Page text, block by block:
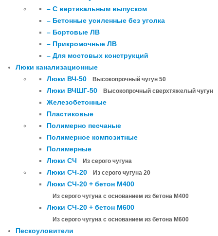
– С вертикальным выпуском
– Бетонные усиленные без уголка
– Бортовые ЛВ
– Прикромочные ЛВ
– Для мостовых конструкций
Люки канализационные
Люки ВЧ-50
Высокопрочный чугун 50
Люки ВЧШГ-50 Высокопрочный сверхтяжелый чугун
Железобетонные
Пластиковые
Полимерно песчаные
Полимерное композитные
Полимерные
Люки СЧ
Из серого чугуна
Люки СЧ-20 Из серого чугуна 20
Люки СЧ-20 + бетон М400
Из серого чугуна с основанием из бетона М400
Люки СЧ-20 + бетон М600
Из серого чугуна с основанием из бетона М600
Пескоуловители